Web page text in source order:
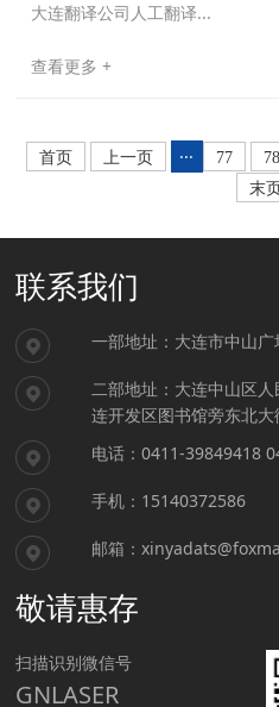
大连翻译公司人工翻译...
查看更多 +
首页 上一页 ··· 77 78
末
联系我们
一部地址：大连市中山
二部地址：大连中山区
连开发区图书馆旁东北
电话：0411-39849418
手机：15140372586
邮箱：
敬请惠存
扫描识别微信号
GNLASER